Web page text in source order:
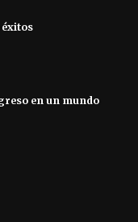
éxitos
en un mundo